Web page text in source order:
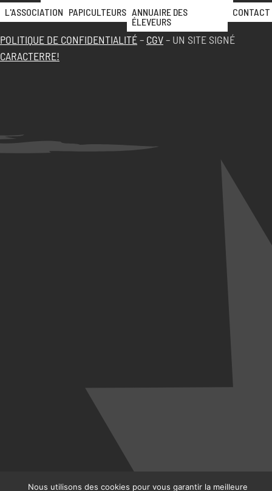
L'ASSOCIATION PAPICULTEURS ANNUAIRE DES
ÉLEVEURS
CONTACT
POLITIQUE DE CONFIDENTIALITÉ– CGV– UN SITE SIGNÉ
CARACTERRE!
Nous utilisons des cookies pour vous garantir la meilleure